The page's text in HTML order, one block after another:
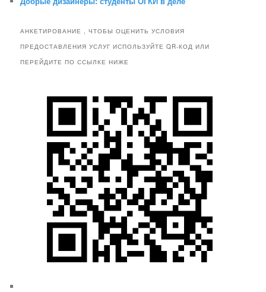
АНКЕТИРОВАНИЕ , ЧТОБЫ ОЦЕНИТЬ УСЛОВИЯ
ПРЕДОСТАВЛЕНИЯ УСЛУГ ИСПОЛЬЗУЙТЕ QR-КОД ИЛИ
ПЕРЕЙДИТЕ ПО ССЫЛКЕ НИЖЕ